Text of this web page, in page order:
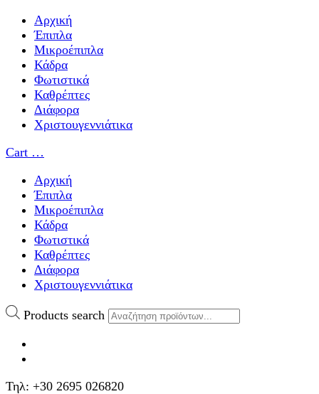
Αρχική
Έπιπλα
Μικροέπιπλα
Κάδρα
Φωτιστικά
Καθρέπτες
Διάφορα
Χριστουγεννιάτικα
Cart …
Αρχική
Έπιπλα
Μικροέπιπλα
Κάδρα
Φωτιστικά
Καθρέπτες
Διάφορα
Χριστουγεννιάτικα
Products search
Τηλ: +30 2695 026820